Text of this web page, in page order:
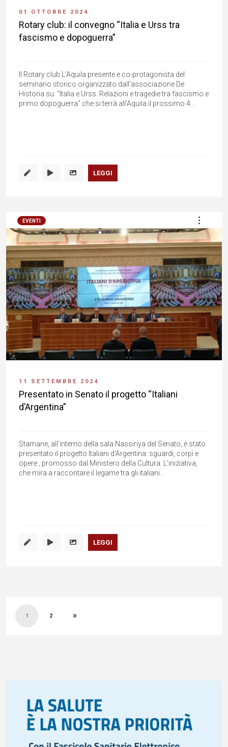
01 OTTOBRE 2024
Rotary club: il convegno “Italia e Urss tra
fascismo e dopoguerra”
Il Rotary club L’Aquila presente e co-protagonista del
seminario storico organizzato dall'associazione De
Historia su “Italia e Urss. Relazioni e tragedie tra fascismo e
primo dopoguerra” che si terrà all’Aquila il prossimo 4...
LEGGI
EVENTI
11 SETTEMBRE 2024
Presentato in Senato il progetto “Italiani
d’Argentina”
Stamane, all'interno della sala Nassiriya del Senato, è stato
presentato il progetto Italiani d'Argentina: sguardi, corpi e
opere , promosso dal Ministero della Cultura. L'iniziativa,
che mira a raccontare il legame tra gli italiani...
LEGGI
degli1 2 »